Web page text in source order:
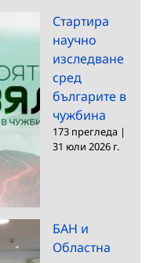
Стартира
научно
изследване
сред
българите в
чужбина
173 прегледа |
31 юли 2026 г.
БАН и
Областна